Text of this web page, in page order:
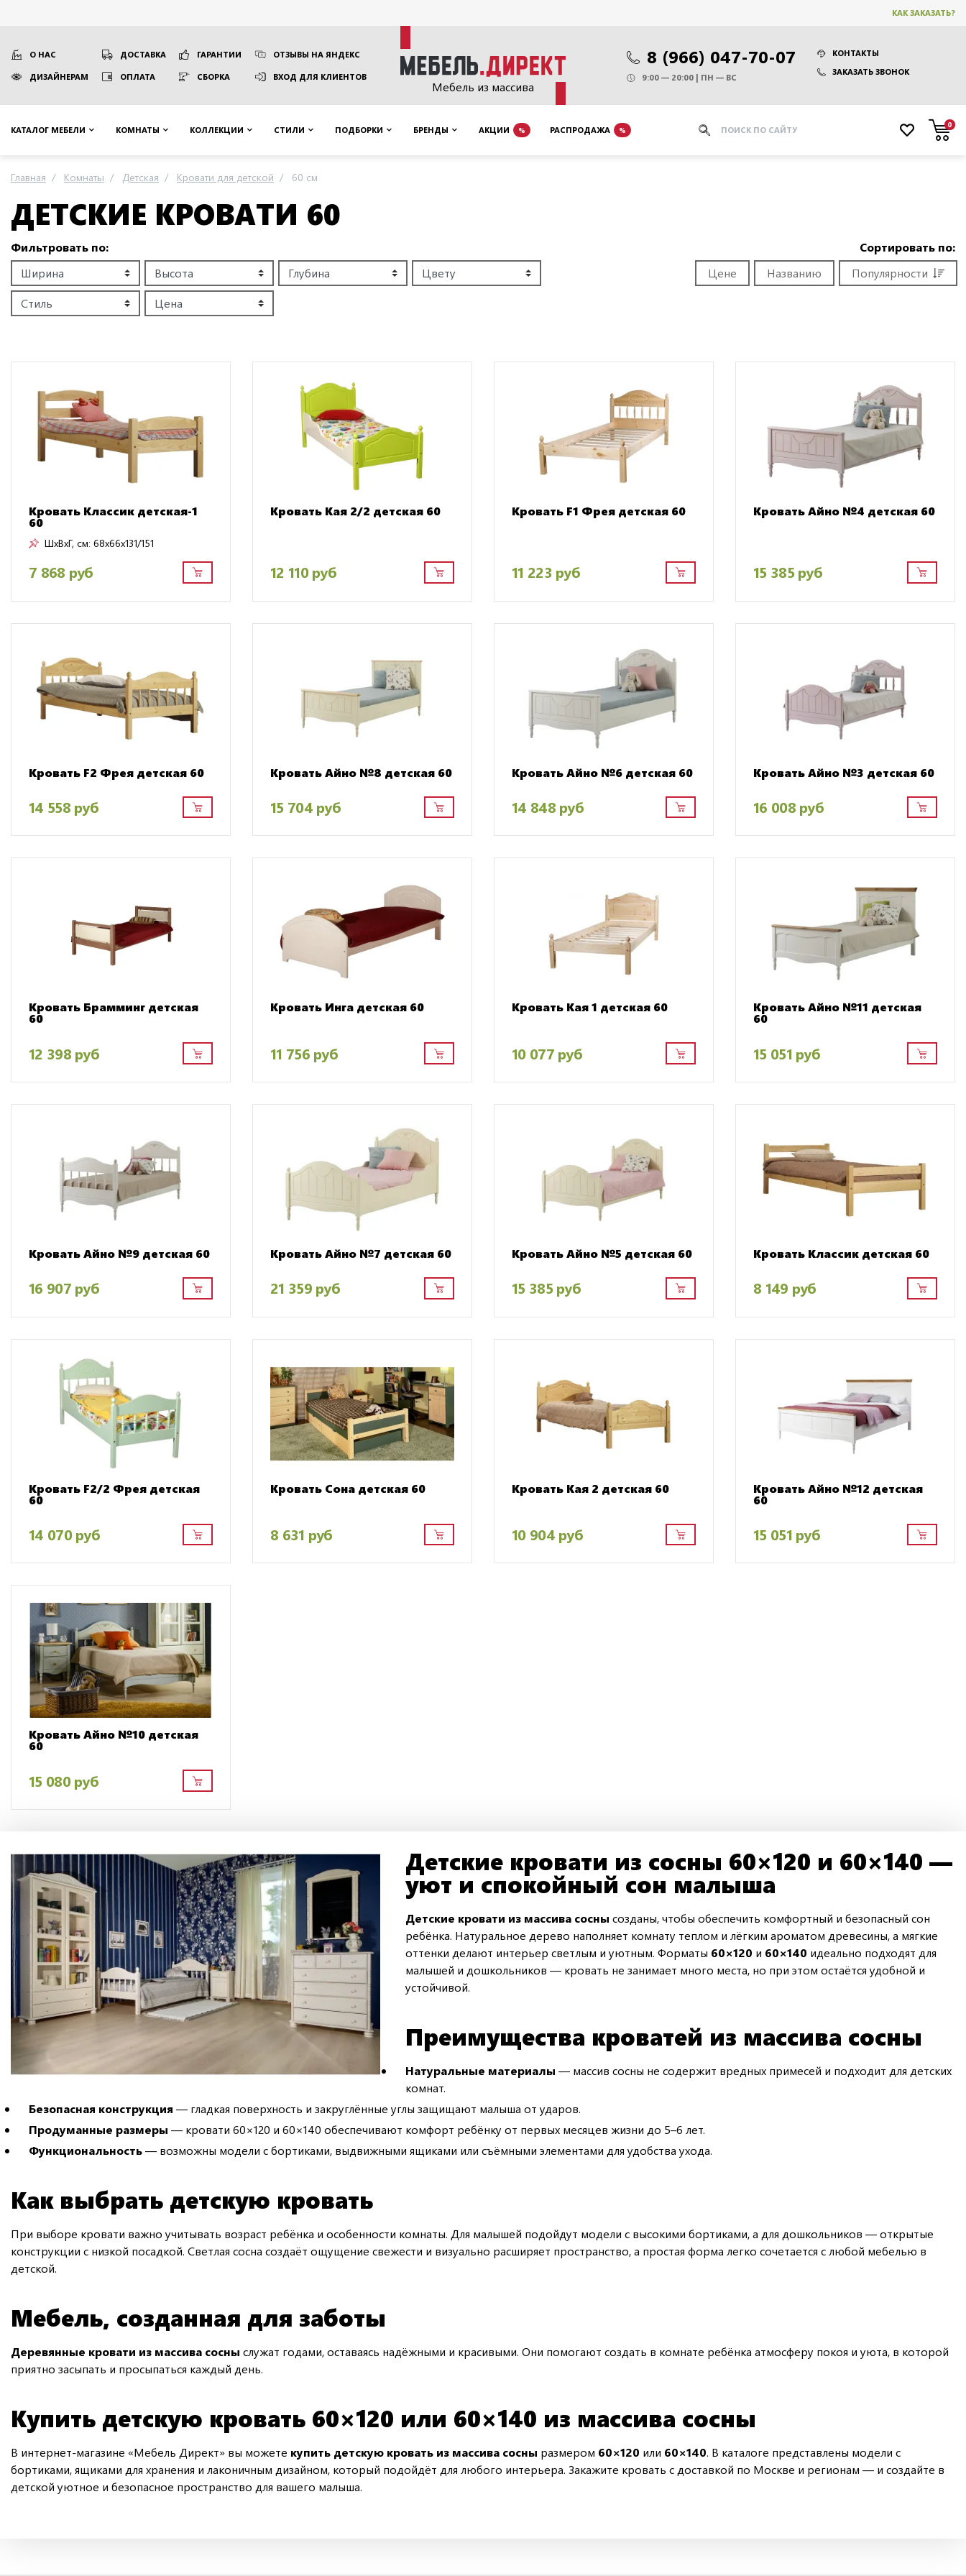
КАК ЗАКАЗАТЬ?
Мебель из массива
О НАС ДОСТАВКА ГАРАНТИИ ОТЗЫВЫ НА ЯНДЕКС
ДИЗАЙНЕРАМ ОПЛАТА СБОРКА ВХОД ДЛЯ КЛИЕНТОВ
8 (966) 047-70-07
КОНТАКТЫ
ЗАКАЗАТЬ ЗВОНОК
9:00 — 20:00 | ПН — ВС
КАТАЛОГ МЕБЕЛИ КОМНАТЫ КОЛЛЕКЦИИ СТИЛИ ПОДБОРКИ БРЕНДЫ АКЦИИ % РАСПРОДАЖА %
0
Главная Комнаты Детская Кровати для детской 60 см
ДЕТСКИЕ КРОВАТИ 60
Сортировать по:
Цене
Названию Популярности
Фильтровать по:
Кровать Классик детская-1
60
ШxВxГ, см: 68x66x131/151
7 868 руб
Кровать Кая 2/2 детская 60
12 110 руб
Кровать F1 Фрея детская 60
11 223 руб
Кровать Айно №4 детская 60
15 385 руб
Кровать F2 Фрея детская 60
14 558 руб
Кровать Айно №8 детская 60
15 704 руб
Кровать Айно №6 детская 60
14 848 руб
Кровать Айно №3 детская 60
16 008 руб
Кровать Брамминг детская
60
12 398 руб
Кровать Инга детская 60
11 756 руб
Кровать Кая 1 детская 60
10 077 руб
Кровать Айно №11 детская
60
15 051 руб
Кровать Айно №9 детская 60
16 907 руб
Кровать Айно №7 детская 60
21 359 руб
Кровать Айно №5 детская 60
15 385 руб
Кровать Классик детская 60
8 149 руб
Кровать F2/2 Фрея детская
60
14 070 руб
Кровать Сона детская 60
8 631 руб
Кровать Кая 2 детская 60
10 904 руб
Кровать Айно №12 детская
60
15 051 руб
Кровать Айно №10 детская
60
15 080 руб
Детские кровати из сосны 60×120 и 60×140 —
уют и спокойный сон малыша
Детские кровати из массива сосны созданы, чтобы обеспечить комфортный и безопасный сон
ребёнка. Натуральное дерево наполняет комнату теплом и лёгким ароматом древесины, а мягкие
оттенки делают интерьер светлым и уютным. Форматы 60×120 и 60×140 идеально подходят для
малышей и дошкольников — кровать не занимает много места, но при этом остаётся удобной и
устойчивой.
Преимущества кроватей из массива сосны
Натуральные материалы — массив сосны не содержит вредных примесей и подходит для детских
комнат.
Безопасная конструкция — гладкая поверхность и закруглённые углы защищают малыша от ударов.
Продуманные размеры — кровати 60×120 и 60×140 обеспечивают комфорт ребёнку от первых месяцев жизни до 5–6 лет.
Функциональность— возможны модели с бортиками, выдвижными ящиками или съёмными элементами для удобства ухода.
Как выбрать детскую кровать
При выборе кровати важно учитывать возраст ребёнка и особенности комнаты. Для малышей подойдут модели с высокими бортиками, а для дошкольников — открытые
конструкции с низкой посадкой. Светлая сосна создаёт ощущение свежести и визуально расширяет пространство, а простая форма легко сочетается с любой мебелью в
детской.
Мебель, созданная для заботы
Деревянные кровати из массива сосны служат годами, оставаясь надёжными и красивыми. Они помогают создать в комнате ребёнка атмосферу покоя и уюта, в которой
приятно засыпать и просыпаться каждый день.
Купить детскую кровать 60×120 или 60×140 из массива сосны
В интернет-магазине «Мебель Директ» вы можете купить детскую кровать из массива сосны размером 60×120 или 60×140. В каталоге представлены модели с
бортиками, ящиками для хранения и лаконичным дизайном, который подойдёт для любого интерьера. Закажите кровать с доставкой по Москве и регионам — и создайте в
детской уютное и безопасное пространство для вашего малыша.